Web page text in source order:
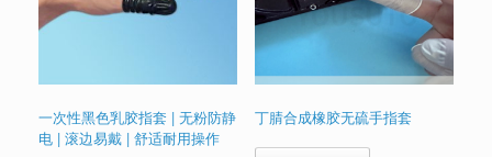
一次性黑色乳胶指套 | 无粉防静
电 | 滚边易戴 | 舒适耐用操作
丁腈合成橡胶无硫手指套